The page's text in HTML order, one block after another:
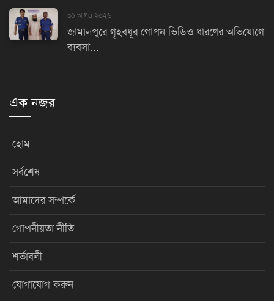
০১ আগu ২০২৬
জামালপুরে গৃহবধূর গোপন ভিডিও ধারণের অভিযোগে
ব্যবসা...
এক নজর
হোম
সর্বশেষ
আমাদের সম্পর্কে
গোপনীয়তা নীতি
শর্তাবলী
যোগাযোগ করুন